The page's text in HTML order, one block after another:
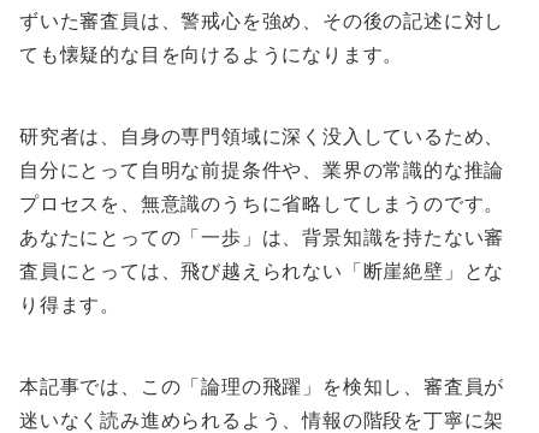
ずいた審査員は、警戒心を強め、その後の記述に対し
ても懐疑的な目を向けるようになります。
研究者は、自身の専門領域に深く没入しているため、
自分にとって自明な前提条件や、業界の常識的な推論
プロセスを、無意識のうちに省略してしまうのです。
あなたにとっての「一歩」は、背景知識を持たない審
査員にとっては、飛び越えられない「断崖絶壁」とな
り得ます。
本記事では、この「論理の飛躍」を検知し、審査員が
迷いなく読み進められるよう、情報の階段を丁寧に架